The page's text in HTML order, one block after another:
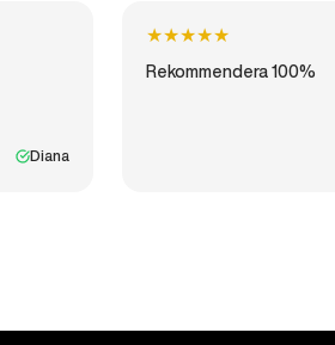
Diana
★★★★★
Rekommendera 100%